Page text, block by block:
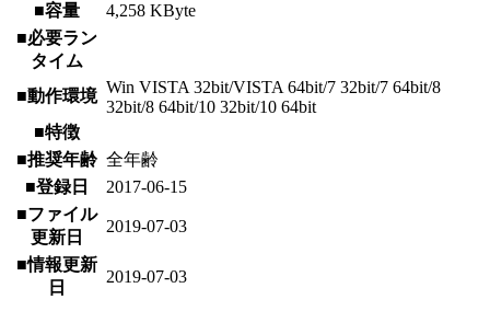
■容量
4,258 KByte
■必要ラン
タイム
■動作環境 Win VISTA 32bit/VISTA 64bit/7 32bit/7 64bit/8
32bit/8 64bit/10 32bit/10 64bit
■特徴
■推奨年齢 全年齢
■登録日
2017-06-15
■ファイル
更新日
2019-07-03
■情報更新
日
2019-07-03